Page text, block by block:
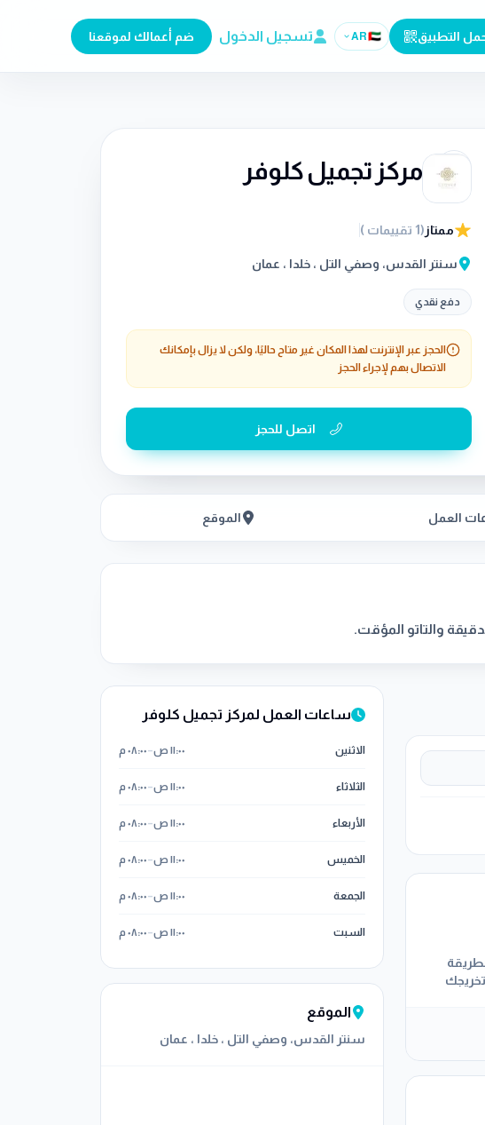
التطبيق 🇦🇪
AR تسجيل الدخول ضم أعمالك لموقعنا
مركز تجميل كلوفر
ممتاز (
1 تقييمات )
سنتر القدس، وصفي التل ، خلدا ، عمان
دفع نقدي
الحجز عبر الإنترنت لهذا المكان غير متاح حاليًا، ولكن لا يزال بإمكانك
الاتصال بهم لإجراء الحجز
اتصل للحجز
العمل الموقع
والتاتو المؤقت.
ساعات العمل لمركز تجميل كلوفر
الاثنين ١١:٠٠ ص –٠٨:٠٠ م
الثلاثاء ١١:٠٠ ص –٠٨:٠٠ م
الأربعاء ١١:٠٠ ص –٠٨:٠٠ م
الخميس ١١:٠٠ ص –٠٨:٠٠ م
الجمعة ١١:٠٠ ص –٠٨:٠٠ م
السبت ١١:٠٠ ص –٠٨:٠٠ م
الموقع
سنتر القدس، وصفي التل ، خلدا ، عمان